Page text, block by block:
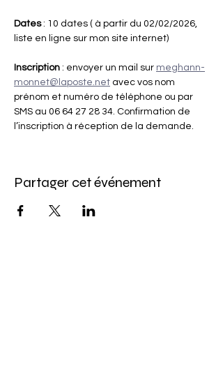
Dates : 10 dates ( à partir du 02/02/2026,
liste en ligne sur mon site internet)
Inscription : envoyer un mail sur meghann-
monnet@laposte.net avec vos nom
prénom et numéro de téléphone ou par
SMS au 06 64 27 28 34. Confirmation de
l’inscription à réception de la demande.
Partager cet événement